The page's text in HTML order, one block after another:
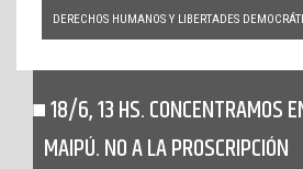
DERECHOS HUMANOS Y LIBERTADES
18/6, 13 HS. CONCENTRAMOS
MAIPÚ. NO A LA PROSCRIPCIÓN